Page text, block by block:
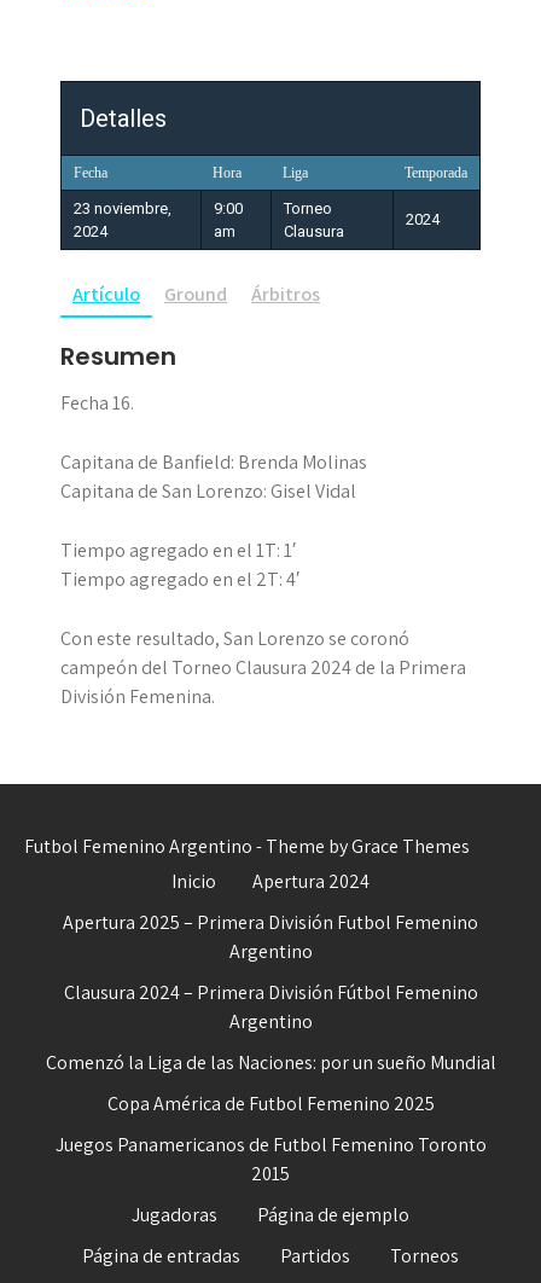
Detalles
Fecha Hora Liga Temporada
23 noviembre,
2024
9:00
am
Torneo
Clausura
2024
Artículo Ground Árbitros
Resumen
Fecha 16.
Capitana de Banfield: Brenda Molinas
Capitana de San Lorenzo: Gisel Vidal
Tiempo agregado en el 1T: 1′
Tiempo agregado en el 2T: 4′
Con este resultado, San Lorenzo se coronó
campeón del Torneo Clausura 2024 de la Primera
División Femenina.
Futbol Femenino Argentino - Theme by Grace Themes
Inicio
Apertura 2024
Apertura 2025 – Primera División Futbol Femenino
Argentino
Clausura 2024 – Primera División Fútbol Femenino
Argentino
Comenzó la Liga de las Naciones: por un sueño Mundial
Copa América de Futbol Femenino 2025
Juegos Panamericanos de Futbol Femenino Toronto
2015
Jugadoras
Página de ejemplo
Página de entradas
Partidos Torneos